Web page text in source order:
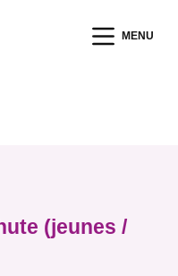
MENU
(jeunes /